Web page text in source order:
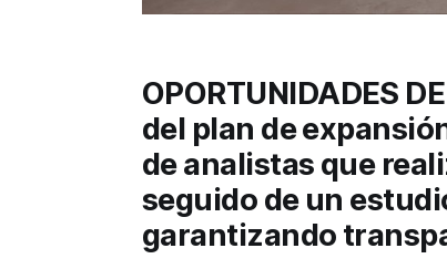
OPORTUNIDADES
del plan de
de analistas que
seguido de un
garantizando